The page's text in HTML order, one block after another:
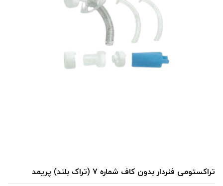
تراکستومی فنردار بدون کاف شماره 7 (تراک بلند) پریمد